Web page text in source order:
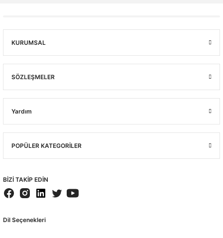
KURUMSAL
SÖZLEŞMELER
Yardım
POPÜLER KATEGORİLER
BİZİ TAKİP EDİN
Dil Seçenekleri